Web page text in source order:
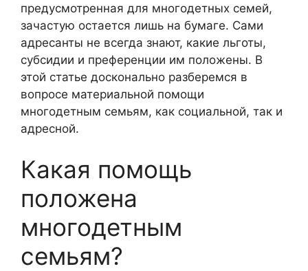
предусмотренная для многодетных семей,
зачастую остается лишь на бумаге. Сами
адресанты не всегда знают, какие льготы,
субсидии и преференции им положены. В
этой статье досконально разберемся в
вопросе материальной помощи
многодетным семьям, как социальной, так и
адресной.
Какая помощь
положена
многодетным
семьям?